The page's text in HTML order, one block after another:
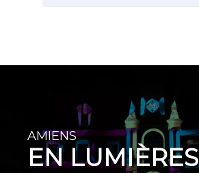
AMIENS
EN LUMIÈRES